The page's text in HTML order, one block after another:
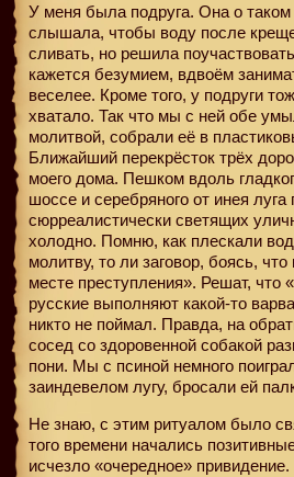
У меня была подруга. Она о
слышала, чтобы воду после
сливать, но решила
кажется безумием, вдвоём
веселее. Кроме того, у подруги
хватало. Так что мы с ней обе
молитвой, собрали её в
Ближайший перекрёсток трёх
моего дома. Пешком вдоль
шоссе и серебряного от инея луга
сюрреалистически светящих
холодно. Помню, как плескали
молитву, то ли заговор, боясь, что
месте преступления». Решат,
русские выполняют какой-то
никто не поймал. Правда, на
сосед со здоровенной собакой
пони. Мы с псиной немного
заиндевелом лугу, бросали ей
Не знаю, с этим ритуалом было
того времени начались
исчезло «очередное»